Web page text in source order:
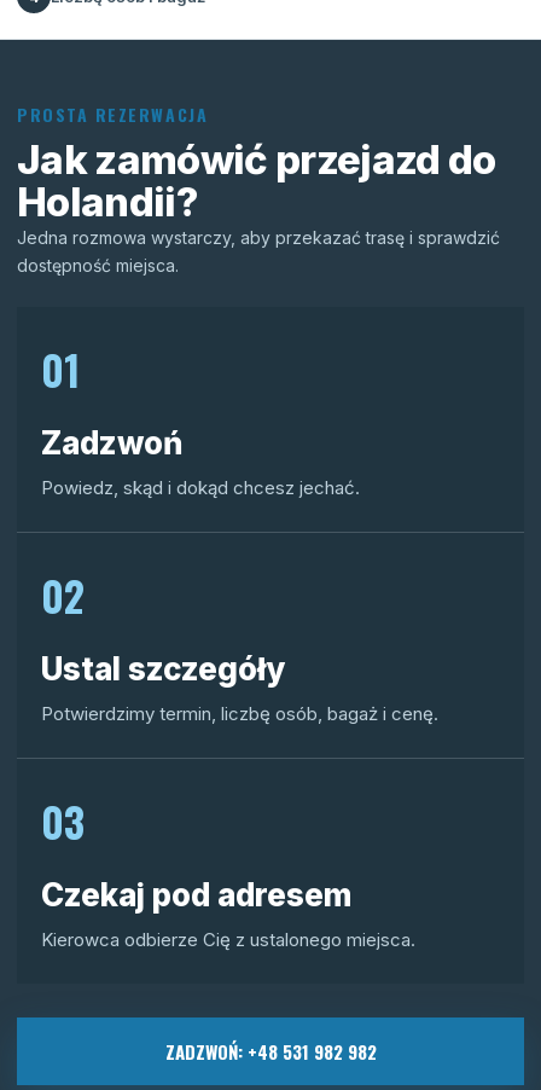
PROSTA REZERWACJA
Jak zamówić przejazd do
Holandii?
Jedna rozmowa wystarczy, aby przekazać trasę i sprawdzić
dostępność miejsca.
01
Zadzwoń
Powiedz, skąd i dokąd chcesz jechać.
02
Ustal szczegóły
Potwierdzimy termin, liczbę osób, bagaż i cenę.
03
Czekaj pod adresem
Kierowca odbierze Cię z ustalonego miejsca.
ZADZWOŃ: +48 531 982 982